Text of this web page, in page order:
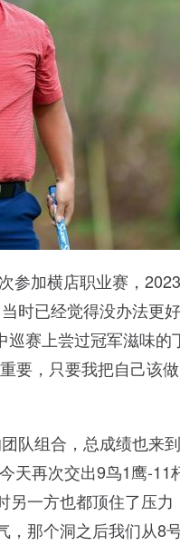
参加横店职业赛，
时已经觉得没办法更
赛上尝过冠军滋味
要，只要我把自己该
队组合，总成绩也来
天再次交出9鸟1鹰-11
一方也都顶住了压
那个洞之后我们从8